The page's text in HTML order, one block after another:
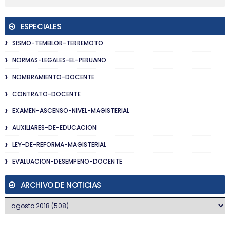
ESPECIALES
SISMO-TEMBLOR-TERREMOTO
NORMAS-LEGALES-EL-PERUANO
NOMBRAMIENTO-DOCENTE
CONTRATO-DOCENTE
EXAMEN-ASCENSO-NIVEL-MAGISTERIAL
AUXILIARES-DE-EDUCACION
LEY-DE-REFORMA-MAGISTERIAL
EVALUACION-DESEMPENO-DOCENTE
ARCHIVO DE NOTICIAS